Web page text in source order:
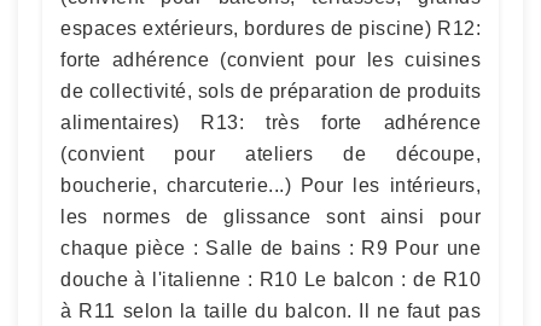
espaces extérieurs, bordures de piscine) R12:
forte adhérence (convient pour les cuisines
de collectivité, sols de préparation de produits
alimentaires) R13: très forte adhérence
(convient pour ateliers de découpe,
boucherie, charcuterie...) Pour les intérieurs,
les normes de glissance sont ainsi pour
chaque pièce : Salle de bains : R9 Pour une
douche à l'italienne : R10 Le balcon : de R10
à R11 selon la taille du balcon. Il ne faut pas